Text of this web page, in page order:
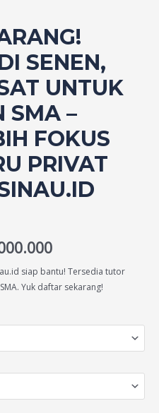
SENEN,
UNTUK
SMA –
FOKUS
PRIVAT
siap bantu! Tersedia tutor
Yuk daftar sekarang!